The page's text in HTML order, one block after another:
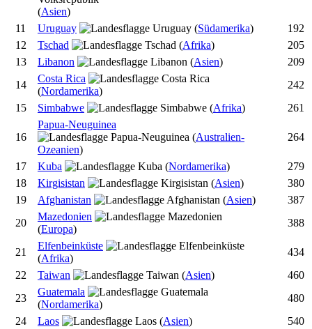
(Asien)
11 Uruguay (Südamerika)
192
12
Tschad (Afrika)
205
13
Libanon (Asien)
209
14
Costa Rica
(Nordamerika)
242
15
Simbabwe (Afrika) 261
16
Papua-Neuguinea
(Australien-
Ozeanien)
264
17 Kuba (Nordamerika)
279
18
Kirgisistan (Asien)
380
19
Afghanistan (Asien)
387
20
Mazedonien
(Europa)
388
21
Elfenbeinküste
(Afrika)
434
22
Taiwan (Asien)
460
23
Guatemala
(Nordamerika)
480
24
Laos (Asien)
540